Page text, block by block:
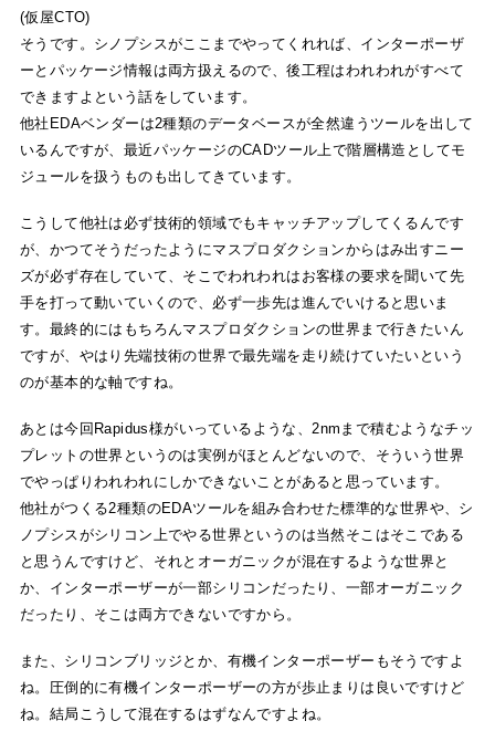
(仮屋CTO)
そうです。シノプシスがここまでやってくれれば、インターポーザ
ーとパッケージ情報は両方扱えるので、後工程はわれわれがすべて
できますよという話をしています。
他社EDAベンダーは2種類のデータベースが全然違うツールを出して
いるんですが、最近パッケージのCADツール上で階層構造としてモ
ジュールを扱うものも出してきています。
こうして他社は必ず技術的領域でもキャッチアップしてくるんです
が、かつてそうだったようにマスプロダクションからはみ出すニー
ズが必ず存在していて、そこでわれわれはお客様の要求を聞いて先
手を打って動いていくので、必ず一歩先は進んでいけると思いま
す。最終的にはもちろんマスプロダクションの世界まで行きたいん
ですが、やはり先端技術の世界で最先端を走り続けていたいという
のが基本的な軸ですね。
あとは今回Rapidus様がいっているような、2nmまで積むようなチッ
プレットの世界というのは実例がほとんどないので、そういう世界
でやっぱりわれわれにしかできないことがあると思っています。
他社がつくる2種類のEDAツールを組み合わせた標準的な世界や、シ
ノプシスがシリコン上でやる世界というのは当然そこはそこである
と思うんですけど、それとオーガニックが混在するような世界と
か、インターポーザーが一部シリコンだったり、一部オーガニック
だったり、そこは両方できないですから。
また、シリコンブリッジとか、有機インターポーザーもそうですよ
ね。圧倒的に有機インターポーザーの方が歩止まりは良いですけど
ね。結局こうして混在するはずなんですよね。